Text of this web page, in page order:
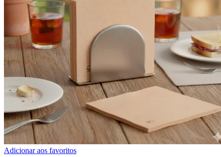
Adicionar aos favoritos